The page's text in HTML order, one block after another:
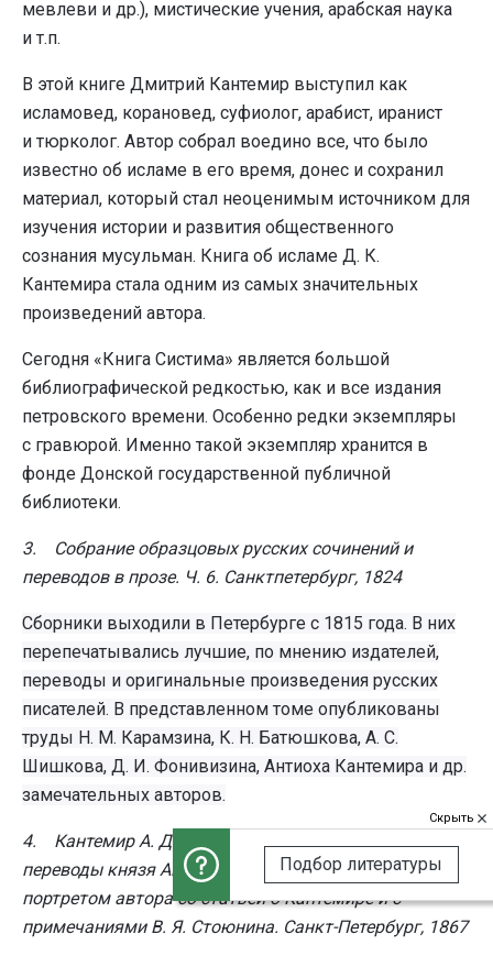
мевлеви и др.), мистические учения, арабская наука
и т.п.
В этой книге Дмитрий Кантемир выступил как
исламовед, корановед, суфиолог, арабист, иранист
и тюрколог. Автор собрал воедино все, что было
известно об исламе в его время, донес и сохранил
материал, который стал неоценимым источником для
изучения истории и развития общественного
сознания мусульман. Книга об исламе Д. К.
Кантемира стала одним из самых значительных
произведений автора.
Сегодня «Книга Систима» является большой
библиографической редкостью, как и все издания
петровского времени. Особенно редки экземпляры
с гравюрой. Именно такой экземпляр хранится в
фонде Донской государственной публичной
библиотеки.
3. Собрание образцовых русских сочинений и
переводов в прозе. Ч. 6. Санктпетербург, 1824
Сборники выходили в Петербурге с 1815 года. В них
перепечатывались лучшие, по мнению издателей,
переводы и оригинальные произведения русских
писателей. В представленном томе опубликованы
труды Н. М. Карамзина, К. Н. Батюшкова, А. С.
Шишкова, Д. И. Фонивизина, Антиоха Кантемира и др.
замечательных авторов.
4. Кантемир А. Д. Сочинения, письма и избранные
переводы князя Антиоха Дмитриевича Кантемира: с
портретом автора со статьей о Кантемире и с
примечаниями В. Я. Стоюнина. Санкт-Петербург, 1867
Скрыть
Подбор литературы